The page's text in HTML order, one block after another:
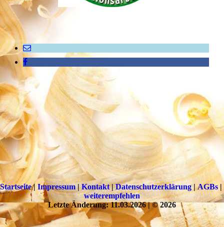
Startseite| Impressum| Kontakt|Datenschutzerklärung|AGBs |
weiterempfehlen
Letzte Änderung: 11.03.2026 | © 2026